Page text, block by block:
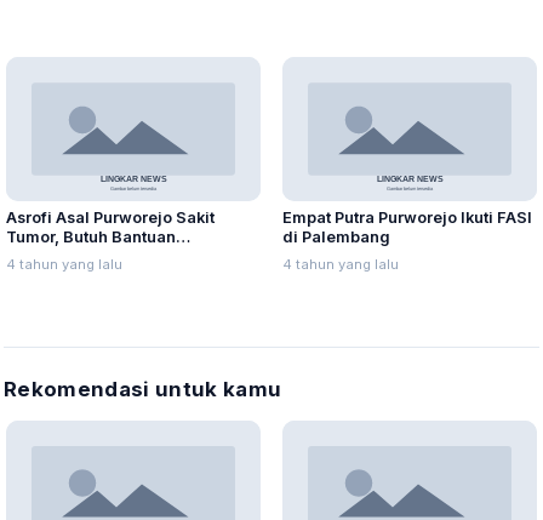
Asrofi Asal Purworejo Sakit
Tumor, Butuh Bantuan
Penanganan Khusus
4 tahun yang lalu
Empat Putra Purworejo Ikuti FASI
di Palembang
4 tahun yang lalu
Rekomendasi untuk kamu